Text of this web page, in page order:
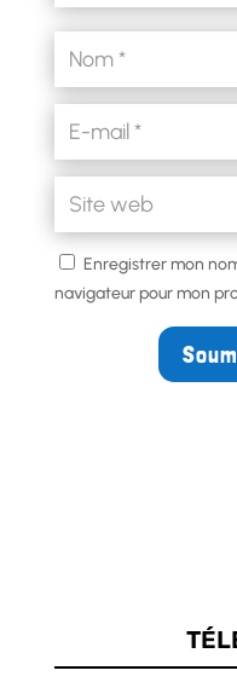
Enregistrer mon
navigateur pour mon